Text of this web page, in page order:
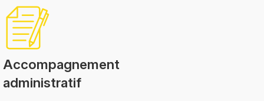
Accompagnement
administratif